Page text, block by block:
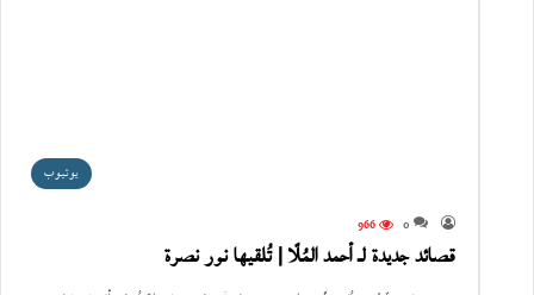
يوتيوب
0
966
قصائد جديدة لـ أحمد المُلّا | تُلقيها نور نصرة